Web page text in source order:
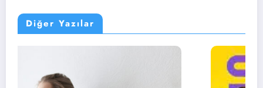
Diğer Yazılar